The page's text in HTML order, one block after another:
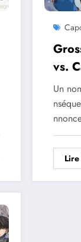
vs.
Un